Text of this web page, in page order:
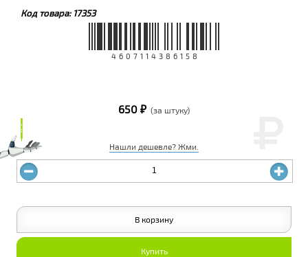
Код товара: 17353
4607114386158
₽₽
650 ₽ (за штуку)
Нашли дешевле? Жми.
В корзину
Купить